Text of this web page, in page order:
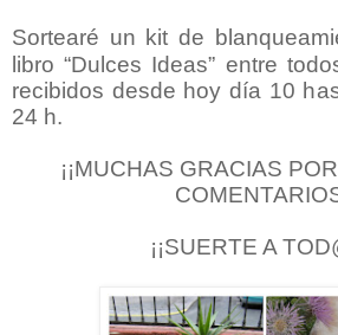
Sortearé un kit de
libro “Dulces Ideas” entre
recibidos desde hoy día 10
24 h.
¡¡MUCHAS GRACIAS
¡¡SUERTE A